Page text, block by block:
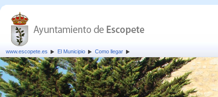
www.escopete.es El Municipio Como llegar